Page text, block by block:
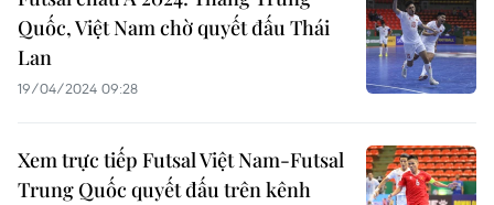
Quốc, Việt Nam chờ quyết đấu Thái
Lan
19/04/2024 09:28
Xem trực tiếp Futsal Việt Nam-Futsal
Trung Quốc quyết đấu trên kênh